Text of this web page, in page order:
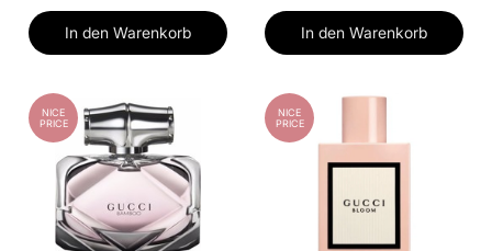
In den Warenkorb In den Warenkorb
NICE
PRICE
NICE
PRICE